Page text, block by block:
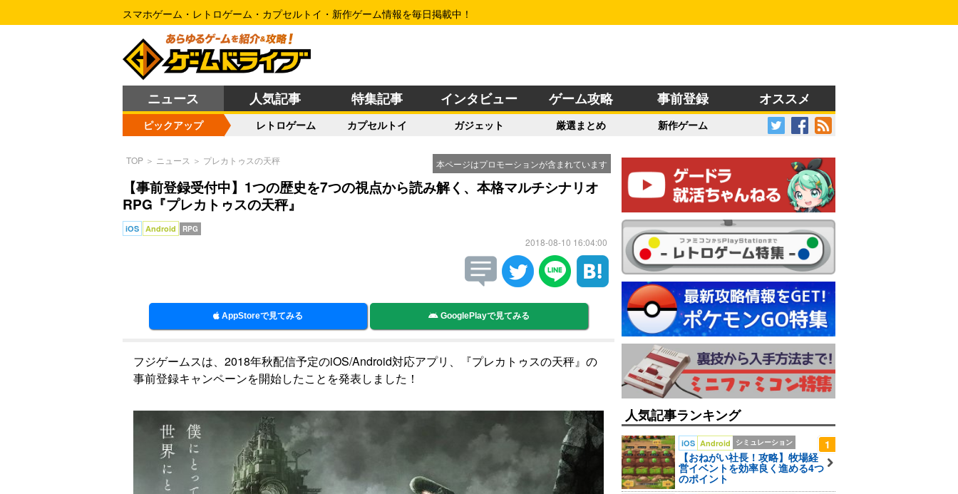
スマホゲーム・レトロゲーム・カプセルトイ・新作ゲーム情報を毎日掲載中！
ニュース 人気記事 特集記事 インタビュー ゲーム攻略 事前登録 オススメ
ピックアップ レトロゲーム カプセルトイ ガジェット 厳選まとめ 新作ゲーム
本ページはプロモーションが含まれています
TOP ＞ ニュース ＞ プレカトゥスの天秤
【事前登録受付中】1つの歴史を7つの視点から読み解く、本格マルチシナリオ
RPG『プレカトゥスの天秤』
iOS Android RPG
2018-08-10 16:04:00
AppStoreで見てみる GooglePlayで見てみる
フジゲームスは、2018年秋配信予定のiOS/Android対応アプリ、『プレカトゥスの天秤』の
事前登録キャンペーンを開始したことを発表しました！
人気記事ランキング
1
iOS Android シミュレーション
【おねがい社長！攻略】牧場経
営イベントを効率良く進める4つ
のポイント